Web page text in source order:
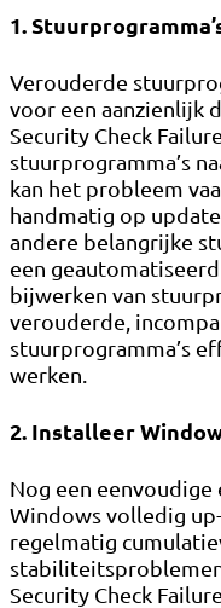
1.
Verouderde
voor een aanzienlijk
Security Check
stuurprogramma’s
kan het probleem
handmatig op
andere belangrijke
een
bijwerken van
verouderde,
stuurprogramma’s
werken.
2. Installeer
Nog een
Windows volledig
regelmatig
Security Check Failure.